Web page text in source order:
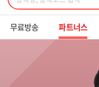
무료방송 파트너스